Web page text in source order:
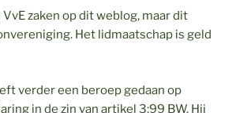
VvE zaken op dit weblog, maar dit
Het lidmaatschap is geld
verder een beroep gedaan op
in de zin van artikel 3:99 BW. Hij